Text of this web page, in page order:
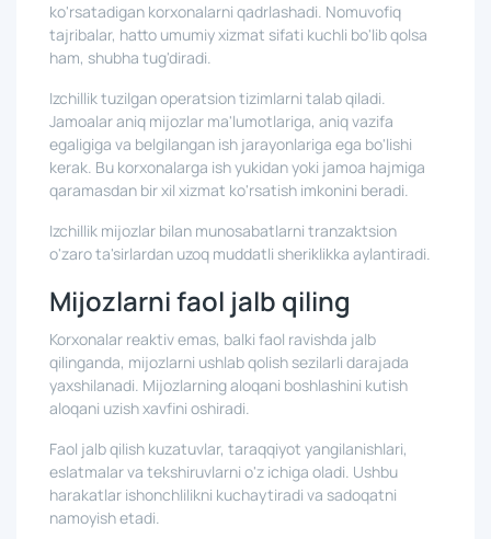
ko'rsatadigan korxonalarni qadrlashadi. Nomuvofiq
tajribalar, hatto umumiy xizmat sifati kuchli bo'lib qolsa
ham, shubha tug'diradi.
Izchillik tuzilgan operatsion tizimlarni talab qiladi.
Jamoalar aniq mijozlar ma'lumotlariga, aniq vazifa
egaligiga va belgilangan ish jarayonlariga ega bo'lishi
kerak. Bu korxonalarga ish yukidan yoki jamoa hajmiga
qaramasdan bir xil xizmat ko'rsatish imkonini beradi.
Izchillik mijozlar bilan munosabatlarni tranzaktsion
o'zaro ta'sirlardan uzoq muddatli sheriklikka aylantiradi.
Mijozlarni faol jalb qiling
Korxonalar reaktiv emas, balki faol ravishda jalb
qilinganda, mijozlarni ushlab qolish sezilarli darajada
yaxshilanadi. Mijozlarning aloqani boshlashini kutish
aloqani uzish xavfini oshiradi.
Faol jalb qilish kuzatuvlar, taraqqiyot yangilanishlari,
eslatmalar va tekshiruvlarni o'z ichiga oladi. Ushbu
harakatlar ishonchlilikni kuchaytiradi va sadoqatni
namoyish etadi.